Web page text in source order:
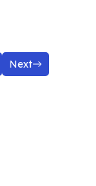
Next